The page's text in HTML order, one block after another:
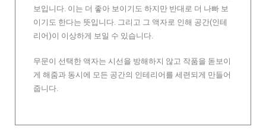
보입니다. 이는 더 좋아 보이기도 하지만 반대로 더 나빠 보
이기도 한다는 뜻입니다. 그리고 그 액자로 인해 공간(인테
리어)이 이상하게 보일 수 있습니다.
무문이 선택한 액자는 시선을 방해하지 않고 작품을 돋보이
게 해줌과 동시에 모든 공간의 인테리어를 세련되게 만들어
줍니다.